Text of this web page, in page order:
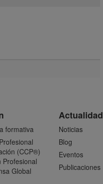
formativa
(CCP®)
Profesional
Global
Actualidad
Noticias
Blog
Eventos
Publicaciones